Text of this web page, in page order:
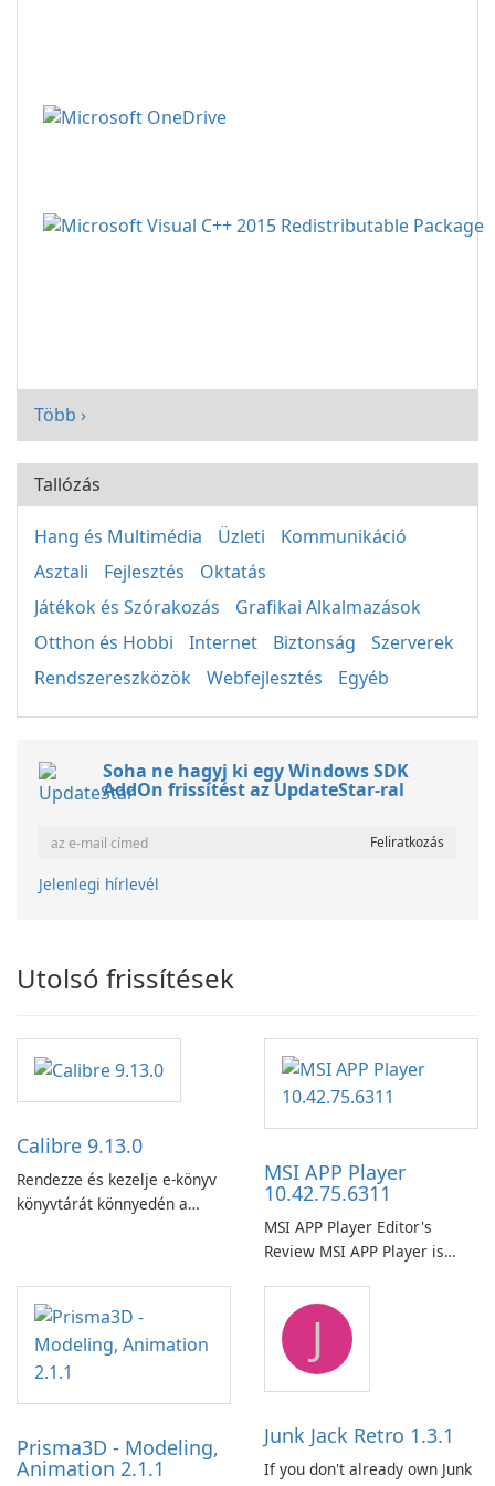
Több ›
Tallózás
Hang és Multimédia Üzleti
Kommunikáció
Asztali
Fejlesztés
Oktatás
Játékok és Szórakozás
Grafikai Alkalmazások
Otthon és Hobbi
Internet Biztonság
Szerverek
Rendszereszközök
Webfejlesztés Egyéb
Soha ne hagyj ki egy Windows SDK
AddOn frissítést az UpdateStar-ral
Jelenlegi hírlevél
Utolsó frissítések
Calibre 9.13.0
Rendezze és kezelje e-könyv
könyvtárát könnyedén a
MSI APP Player
10.42.75.6311
MSI APP Player Editor's
Review MSI APP Player is
emulator built atop the
BlueStacks engine and tuned
for MSI hardware.
Prisma3D - Modeling,
Animation 2.1.1
J
Junk Jack Retro 1.3.1
If you don't already own Junk